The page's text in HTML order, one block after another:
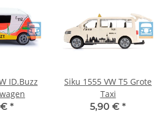
ID.Buzz
*
Siku 1555 VW T5 Grote
Taxi
5,90 € *